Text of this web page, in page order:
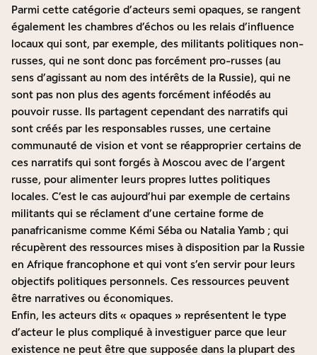
Parmi cette catégorie d’acteurs semi opaques, se rangent
également les chambres d’échos ou les relais d’influence
locaux qui sont, par exemple, des militants politiques non-
russes, qui ne sont donc pas forcément pro-russes (au
sens d’agissant au nom des intérêts de la Russie), qui ne
sont pas non plus des agents forcément inféodés au
pouvoir russe. Ils partagent cependant des narratifs qui
sont créés par les responsables russes, une certaine
communauté de vision et vont se réapproprier certains de
ces narratifs qui sont forgés à Moscou avec de l’argent
russe, pour alimenter leurs propres luttes politiques
locales. C’est le cas aujourd’hui par exemple de certains
militants qui se réclament d’une certaine forme de
panafricanisme comme Kémi Séba ou Natalia Yamb ; qui
récupèrent des ressources mises à disposition par la Russie
en Afrique francophone et qui vont s’en servir pour leurs
objectifs politiques personnels. Ces ressources peuvent
être narratives ou économiques.
Enfin, les acteurs dits « opaques » représentent le type
d’acteur le plus compliqué à investiguer parce que leur
existence ne peut être que supposée dans la plupart des